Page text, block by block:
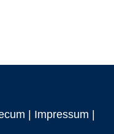
| Impressum